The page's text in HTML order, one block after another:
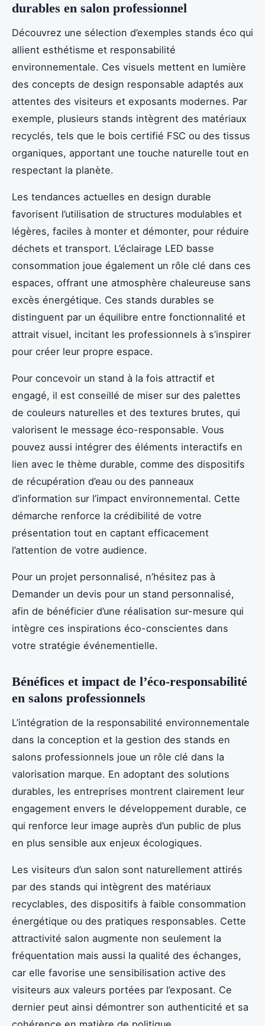
durables en salon professionnel
Découvrez une sélection d’exemples stands éco qui
allient esthétisme et responsabilité
environnementale. Ces visuels mettent en lumière
des concepts de design responsable adaptés aux
attentes des visiteurs et exposants modernes. Par
exemple, plusieurs stands intègrent des matériaux
recyclés, tels que le bois certifié FSC ou des tissus
organiques, apportant une touche naturelle tout en
respectant la planète.
Les tendances actuelles en design durable
favorisent l’utilisation de structures modulables et
légères, faciles à monter et démonter, pour réduire
déchets et transport. L’éclairage LED basse
consommation joue également un rôle clé dans ces
espaces, offrant une atmosphère chaleureuse sans
excès énergétique. Ces stands durables se
distinguent par un équilibre entre fonctionnalité et
attrait visuel, incitant les professionnels à s’inspirer
pour créer leur propre espace.
Pour concevoir un stand à la fois attractif et
engagé, il est conseillé de miser sur des palettes
de couleurs naturelles et des textures brutes, qui
valorisent le message éco-responsable. Vous
pouvez aussi intégrer des éléments interactifs en
lien avec le thème durable, comme des dispositifs
de récupération d’eau ou des panneaux
d’information sur l’impact environnemental. Cette
démarche renforce la crédibilité de votre
présentation tout en captant efficacement
l’attention de votre audience.
Pour un projet personnalisé, n’hésitez pas à
Demander un devis pour un stand personnalisé,
afin de bénéficier d’une réalisation sur-mesure qui
intègre ces inspirations éco-conscientes dans
votre stratégie événementielle.
Bénéfices et impact de l’éco-responsabilité
en salons professionnels
L’intégration de la responsabilité environnementale
dans la conception et la gestion des stands en
salons professionnels joue un rôle clé dans la
valorisation marque. En adoptant des solutions
durables, les entreprises montrent clairement leur
engagement envers le développement durable, ce
qui renforce leur image auprès d’un public de plus
en plus sensible aux enjeux écologiques.
Les visiteurs d’un salon sont naturellement attirés
par des stands qui intègrent des matériaux
recyclables, des dispositifs à faible consommation
énergétique ou des pratiques responsables. Cette
attractivité salon augmente non seulement la
fréquentation mais aussi la qualité des échanges,
car elle favorise une sensibilisation active des
visiteurs aux valeurs portées par l’exposant. Ce
dernier peut ainsi démontrer son authenticité et sa